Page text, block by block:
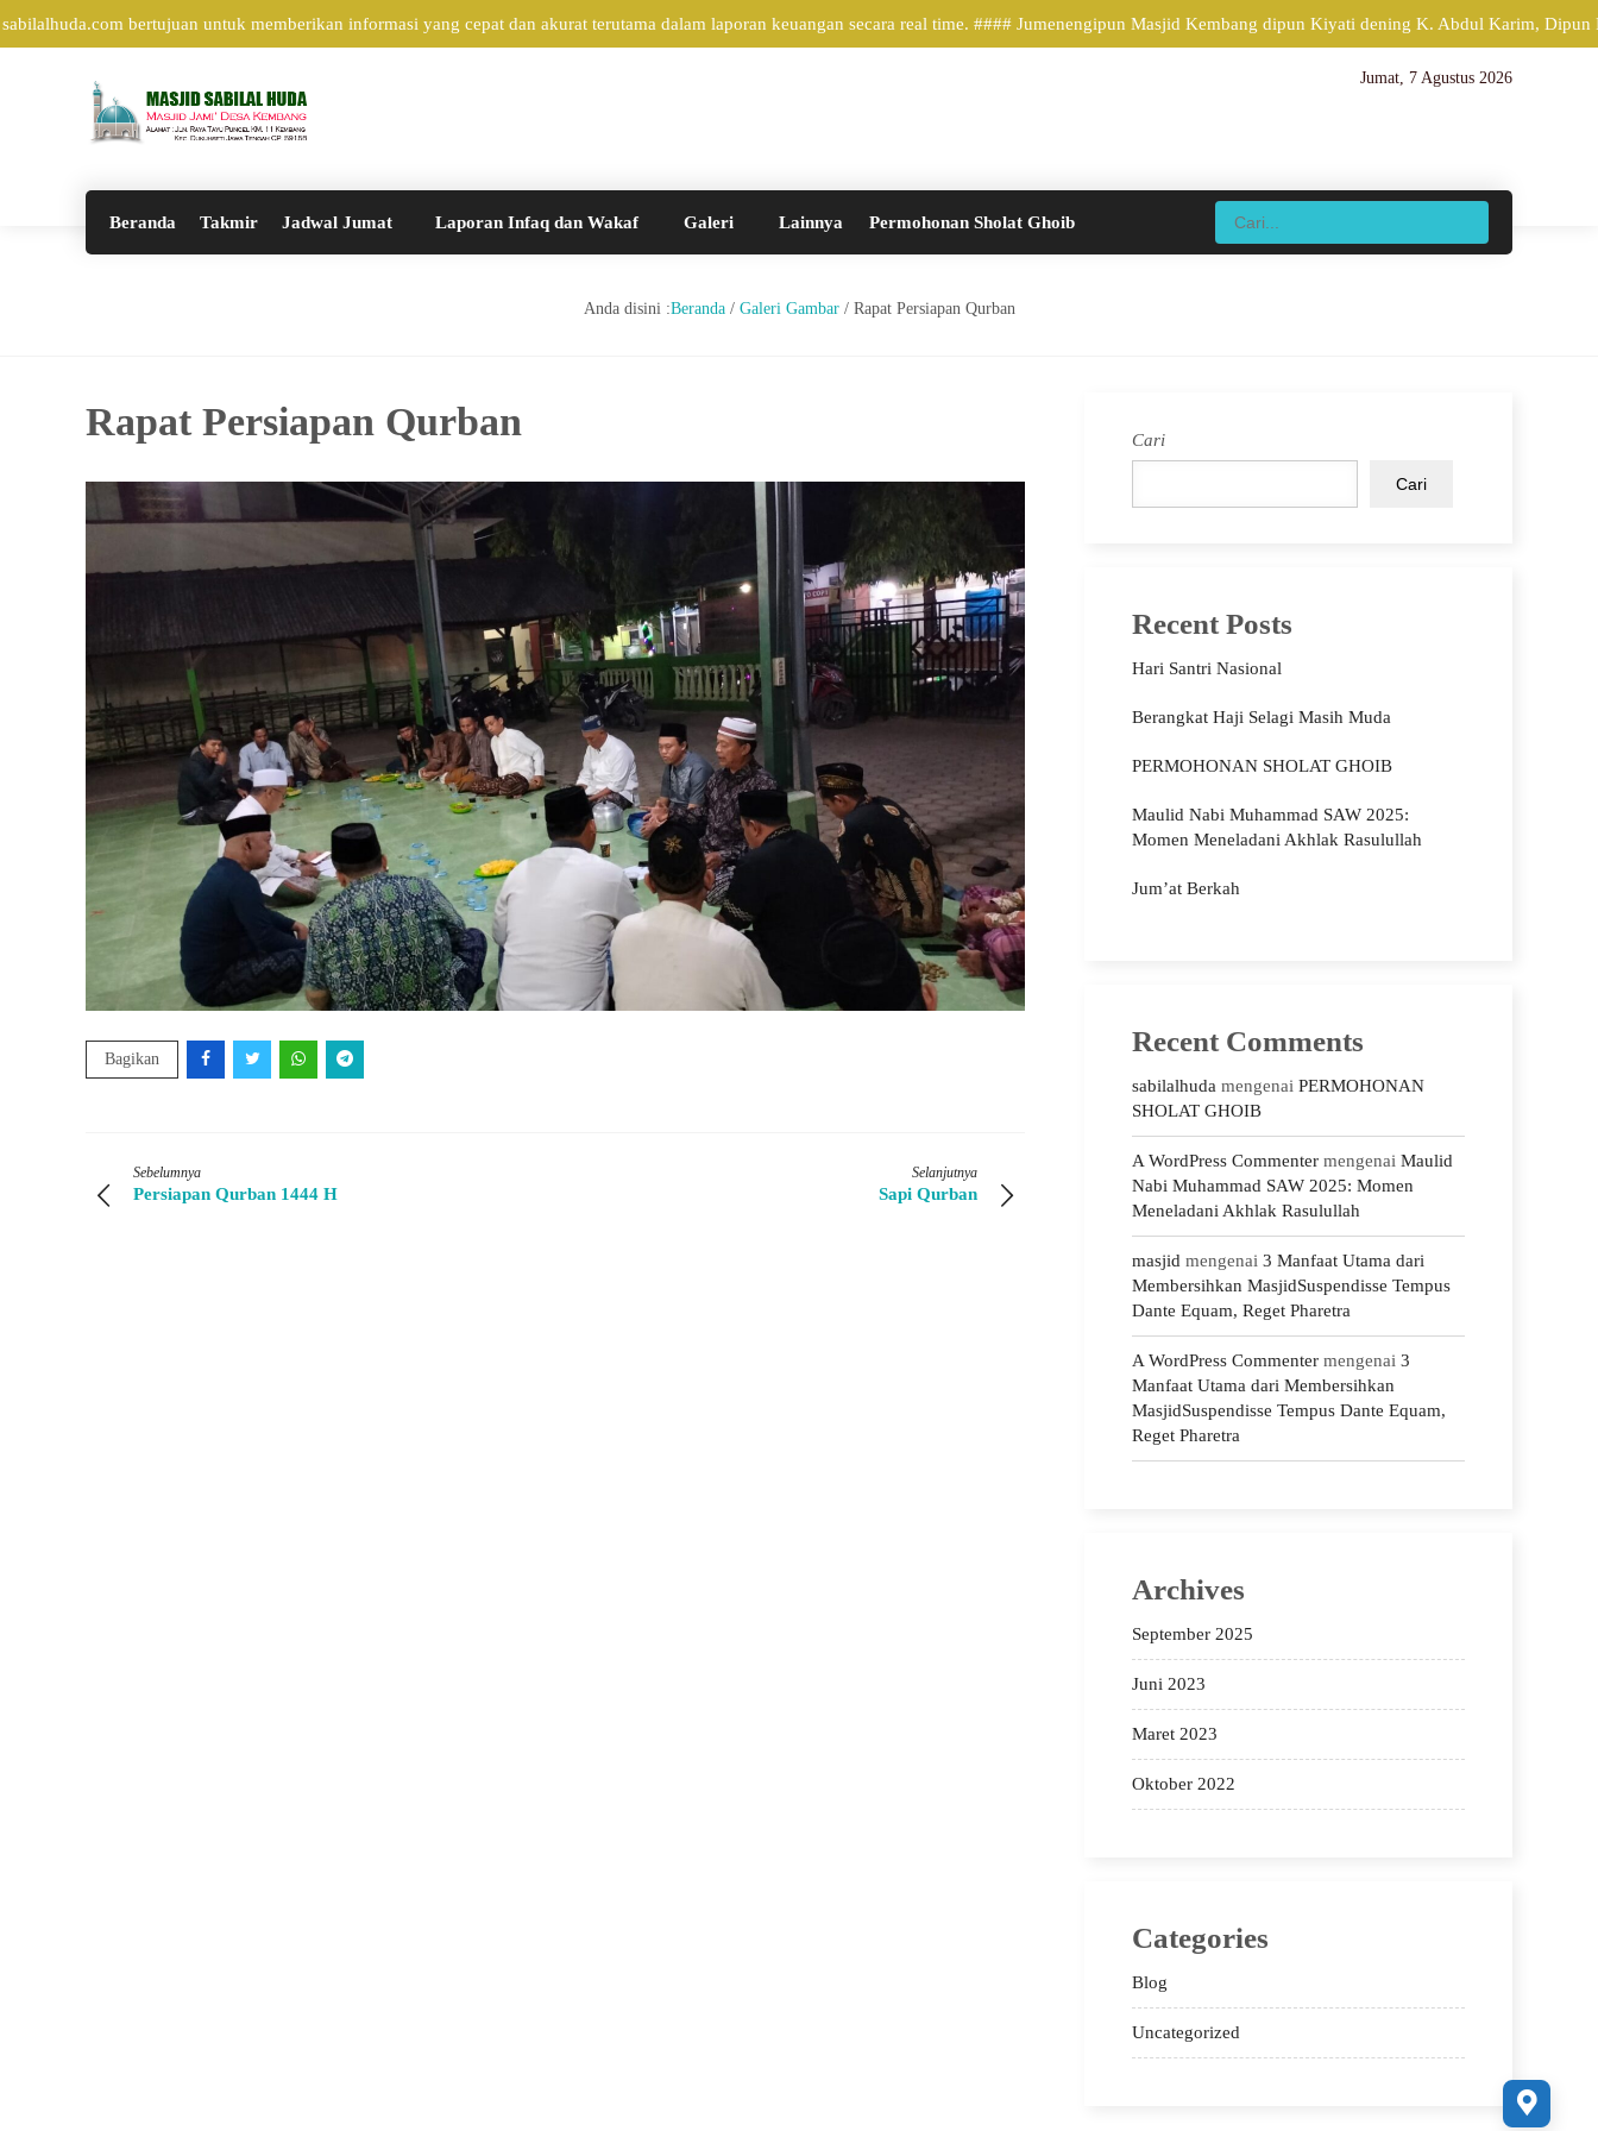
bertujuan untuk memberikan informasi yang cepat dan akurat terutama dalam laporan keuangan secara real time. #### Jumenengipun Masjid Kembang dipun Kiyati dening K. Abdul Karim, Dipun
Jumat, 7 Agustus 2026
Beranda Takmir Jadwal Jumat Laporan Infaq dan Wakaf Galeri Lainnya Permohonan Sholat Ghoib
Anda disini :Beranda/ Galeri Gambar/ Rapat Persiapan Qurban
Rapat Persiapan Qurban
Bagikan
Sebelumnya
Persiapan Qurban 1444 H
Selanjutnya
Sapi Qurban
Cari
Cari
Recent Posts
Hari Santri Nasional
Berangkat Haji Selagi Masih Muda
PERMOHONAN SHOLAT GHOIB
Maulid Nabi Muhammad SAW 2025:
Momen Meneladani Akhlak Rasulullah
Jum’at Berkah
Recent Comments
sabilalhuda mengenai PERMOHONAN
SHOLAT GHOIB
A WordPress Commenter mengenai Maulid
Nabi Muhammad SAW 2025: Momen
Meneladani Akhlak Rasulullah
masjid mengenai 3 Manfaat Utama dari
Membersihkan MasjidSuspendisse Tempus
Dante Equam, Reget Pharetra
A WordPress Commenter mengenai 3
Manfaat Utama dari Membersihkan
MasjidSuspendisse Tempus Dante Equam,
Reget Pharetra
Archives
September 2025
Juni 2023
Maret 2023
Oktober 2022
Categories
Blog
Uncategorized